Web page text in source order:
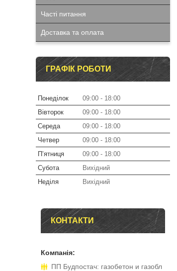
Часті питання
Доставка та оплата
ГРАФІК РОБОТИ
Понеділок 09:00
18:00
Вівторок
09:00
18:00
Середа
09:00
18:00
Четвер
09:00
18:00
Пʼятниця
09:00
18:00
Субота
Вихідний
Неділя
Вихідний
КОНТАКТИ
ПП Будпостач: газобетон и газобл